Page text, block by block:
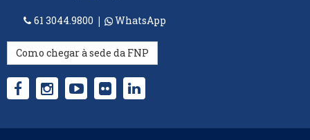
61 3044.9800 | WhatsApp
Como chegar à sede da FNP